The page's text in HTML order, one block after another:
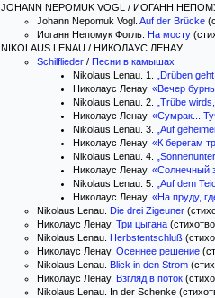
JOHANN NEPOMUK VOGL / ИОГАНН
Johann Nepomuk Vogl. Auf der Brücke
Иоганн Непомук Фогль. На мосту
NIKOLAUS LENAU / НИКОЛАУС ЛЕНАУ
Schilflieder / Песни в камышах
Nikolaus Lenau. 1.
„Drüben
Николаус Ленау. «Вечер
Nikolaus Lenau. 2.
„Trübe
Николаус Ленау. «Сумрак...
Nikolaus Lenau. 3.
„Auf
Николаус Ленау. «К берегам
Nikolaus Lenau. 4.
Николаус Ленау. «Солнечный
Nikolaus Lenau. 5.
„Auf dem
Николаус Ленау. «На пруду,
Nikolaus Lenau. Die drei Zigeuner
Николаус Ленау. Три цыгана
Nikolaus Lenau. Herbstentschluß
Николаус Ленау. Осеннее решение
Nikolaus Lenau. Blick in den Strom
Николаус Ленау. Взгляд в поток
Nikolaus Lenau. In der Schenke